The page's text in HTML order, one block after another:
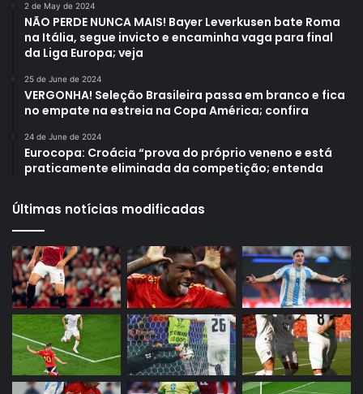
2 de May de 2024
NÃO PERDE NUNCA MAIS! Bayer Leverkusen bate Roma
na Itália, segue invicto e encaminha vaga para final
da Liga Europa; veja
25 de June de 2024
VERGONHA! Seleção Brasileira passa em branco e fica
no empate na estreia na Copa América; confira
24 de June de 2024
Eurocopa: Croácia “prova do próprio veneno e está
praticamente eliminada da competição; entenda
Últimas notícias modificadas